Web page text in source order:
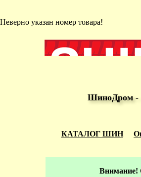
Неверно указан номер товара!
ШиноДром -
КАТАЛОГ ШИН
Внимание!